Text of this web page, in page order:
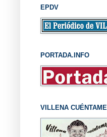
EPDV
PORTADA.INFO
VILLENA CUÉNTAME